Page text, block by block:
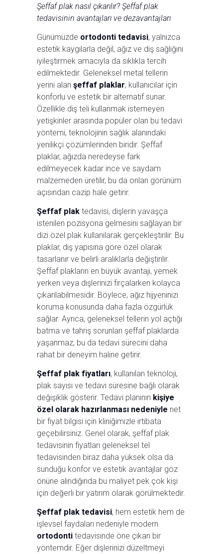
Şeffaf plak nasıl çıkarılır? Şeffaf plak
tedavisinin avantajları ve dezavantajları
Günümüzde ortodonti tedavisi, yalnızca
estetik kaygılarla değil, ağız ve diş sağlığını
iyileştirmek amacıyla da sıklıkla tercih
edilmektedir. Geleneksel metal tellerin
yerini alan şeffaf plaklar, kullanıcılar için
konforlu ve estetik bir alternatif sunar.
Özellikle diş teli kullanmak istemeyen
yetişkinler arasında popüler olan bu tedavi
yöntemi, teknolojinin sağlık alanındaki
yenilikçi çözümlerinden biridir. Şeffaf
plaklar, ağızda neredeyse fark
edilmeyecek kadar ince ve saydam
malzemeden üretilir, bu da onları görünüm
açısından cazip hale getirir.
Şeffaf plak tedavisi, dişlerin yavaşça
istenilen pozisyona gelmesini sağlayan bir
dizi özel plak kullanılarak gerçekleştirilir. Bu
plaklar, diş yapısına göre özel olarak
tasarlanır ve belirli aralıklarla değiştirilir.
Şeffaf plakların en büyük avantajı, yemek
yerken veya dişlerinizi fırçalarken kolayca
çıkarılabilmesidir. Böylece, ağız hijyeninizi
koruma konusunda daha fazla özgürlük
sağlar. Ayrıca, geleneksel tellerin yol açtığı
batma ve tahriş sorunları şeffaf plaklarda
yaşanmaz, bu da tedavi sürecini daha
rahat bir deneyim haline getirir.
Şeffaf plak fiyatları, kullanılan teknoloji,
plak sayısı ve tedavi süresine bağlı olarak
değişiklik gösterir. Tedavi planının kişiye
özel olarak hazırlanması nedeniyle net
bir fiyat bilgisi için kliniğimizle irtibata
geçebilirsiniz. Genel olarak, şeffaf plak
tedavisinin fiyatları geleneksel tel
tedavisinden biraz daha yüksek olsa da
sunduğu konfor ve estetik avantajlar göz
önüne alındığında bu maliyet pek çok kişi
için değerli bir yatırım olarak görülmektedir.
Şeffaf plak tedavisi, hem estetik hem de
işlevsel faydaları nedeniyle modern
ortodonti tedavisinde öne çıkan bir
yöntemdir. Eğer dişlerinizi düzeltmeyi